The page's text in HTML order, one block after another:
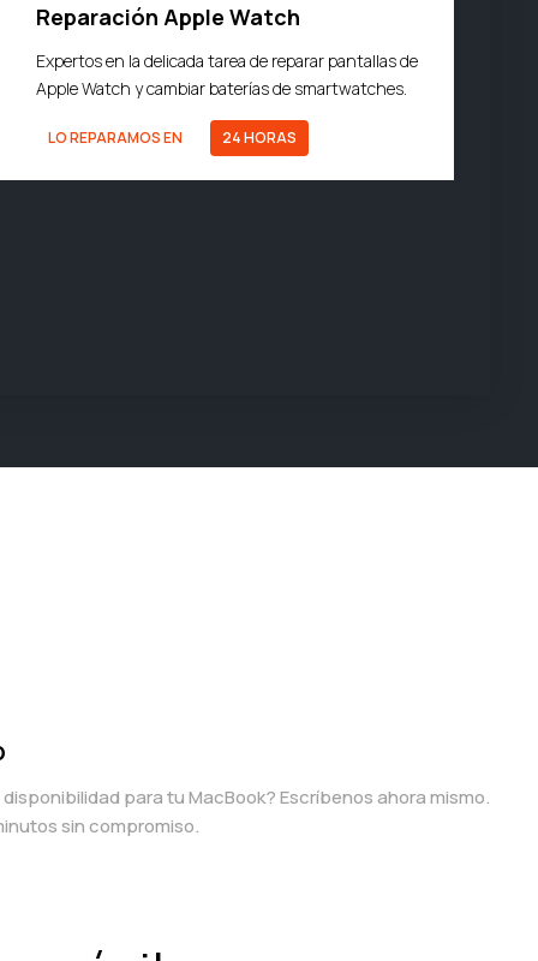
Reparación Apple Watch
Expertos en la delicada tarea de reparar pantallas de
Apple Watch y cambiar baterías de smartwatches.
LO REPARAMOS EN 24 HORAS
para tu MacBook? Escríbenos ahora mismo.
sin compromiso.